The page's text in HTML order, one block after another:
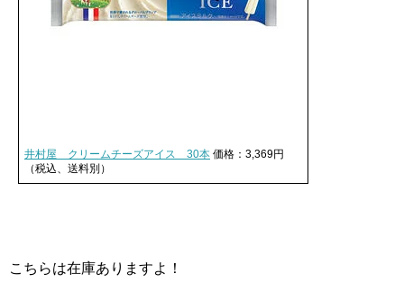
井村屋 クリームチーズアイス 30本 価格：3,369円
（税込、送料別）
こちらは在庫ありますよ！